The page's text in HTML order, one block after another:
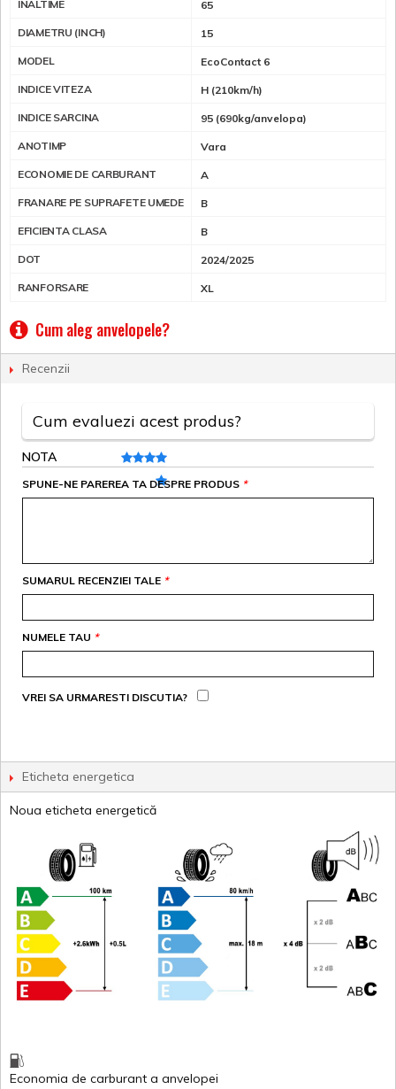
INALTIME 65
DIAMETRU (INCH) 15
MODEL EcoContact 6
INDICE VITEZA H (210km/h)
INDICE SARCINA 95 (690kg/anvelopa)
ANOTIMP Vara
ECONOMIE DE CARBURANT A
FRANARE PE SUPRAFETE UMEDE B
EFICIENTA CLASA B
DOT 2024/2025
RANFORSARE XL
Cum aleg anvelopele?
Recenzii
Cum evaluezi acest produs?
NOTA
*
SPUNE-NE PAREREA TA DESPRE PRODUS
*
SUMARUL RECENZIEI TALE
*
NUMELE TAU
VREI SA URMARESTI DISCUTIA?
Eticheta energetica
Noua eticheta energetică
Economia de carburant a anvelopei